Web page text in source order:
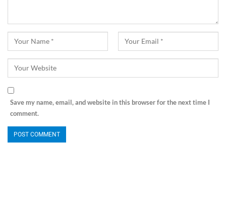
Save my name, email, and website in this browser for the next time I
comment.